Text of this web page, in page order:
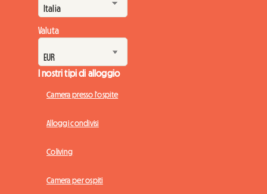
Valuta
I nostri tipi di alloggio
Camera presso l'ospite
Alloggi condivisi
Coliving
Camera per ospiti